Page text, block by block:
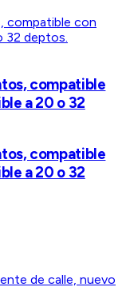
compatible
a 20 o 32
compatible
a 20 o 32